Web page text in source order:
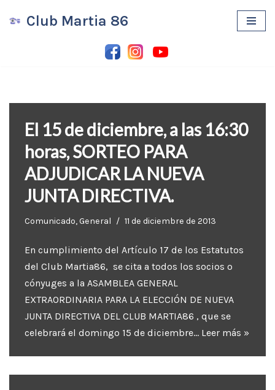
Club Martia 86
El 15 de diciembre, a las 16:30
horas, SORTEO PARA
ADJUDICAR LA NUEVA
JUNTA DIRECTIVA.
Comunicado,General 11 de diciembre de 2013
En cumplimiento del Artículo 17 de los Estatutos
del Club Martia86, se cita a todos los socios o
cónyuges a la ASAMBLEA GENERAL
EXTRAORDINARIA PARA LA ELECCIÓN DE NUEVA
JUNTA DIRECTIVA DEL CLUB MARTIA86 , que se
celebrará el domingo 15 de diciembre… Leer más »